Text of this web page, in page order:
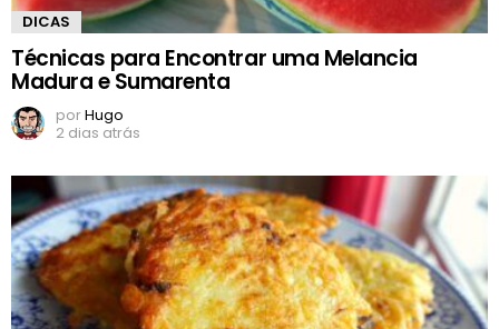
DICAS
Técnicas para Encontrar uma Melancia
Madura e Sumarenta
porHugo
2 dias atrás